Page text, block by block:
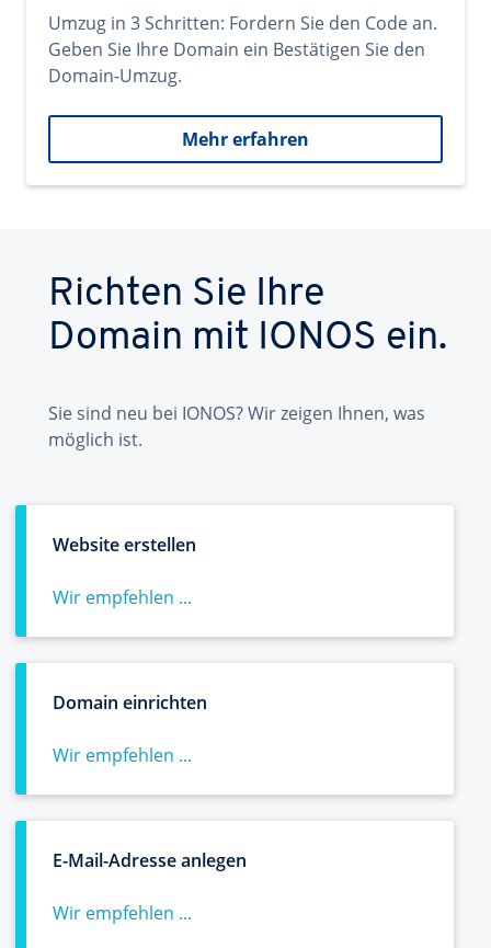
Umzug in 3 Schritten: Fordern Sie den Code an.
Geben Sie Ihre Domain ein Bestätigen Sie den
Domain-Umzug.
Mehr erfahren
Richten Sie Ihre
Domain mit IONOS ein.
Sie sind neu bei IONOS? Wir zeigen Ihnen, was
möglich ist.
Website erstellen
Wir empfehlen ...
Domain einrichten
Wir empfehlen ...
E-Mail-Adresse anlegen
Wir empfehlen ...